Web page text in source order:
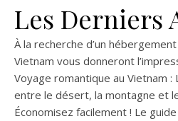
Les Derniers
À la recherche d’un
Vietnam vous donneront
Voyage romantique au Vietnam
entre le désert, la montagne et
Économisez facilement ! Le